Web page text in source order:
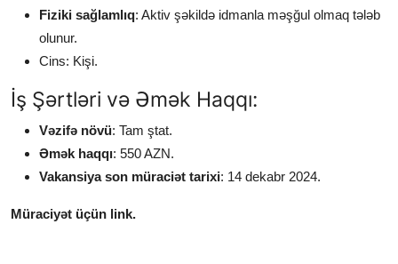
Fiziki sağlamlıq: Aktiv şəkildə idmanla məşğul olmaq tələb
olunur.
Cins: Kişi.
İş Şərtləri və Əmək Haqqı:
Vəzifə növü: Tam ştat.
Əmək haqqı: 550 AZN.
Vakansiya son müraciət tarixi: 14 dekabr 2024.
Müraciyət üçün link.